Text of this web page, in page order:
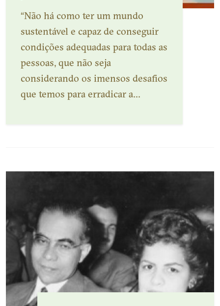
“Não há como ter um mundo
sustentável e capaz de conseguir
condições adequadas para todas as
pessoas, que não seja
considerando os imensos desafios
que temos para erradicar a...